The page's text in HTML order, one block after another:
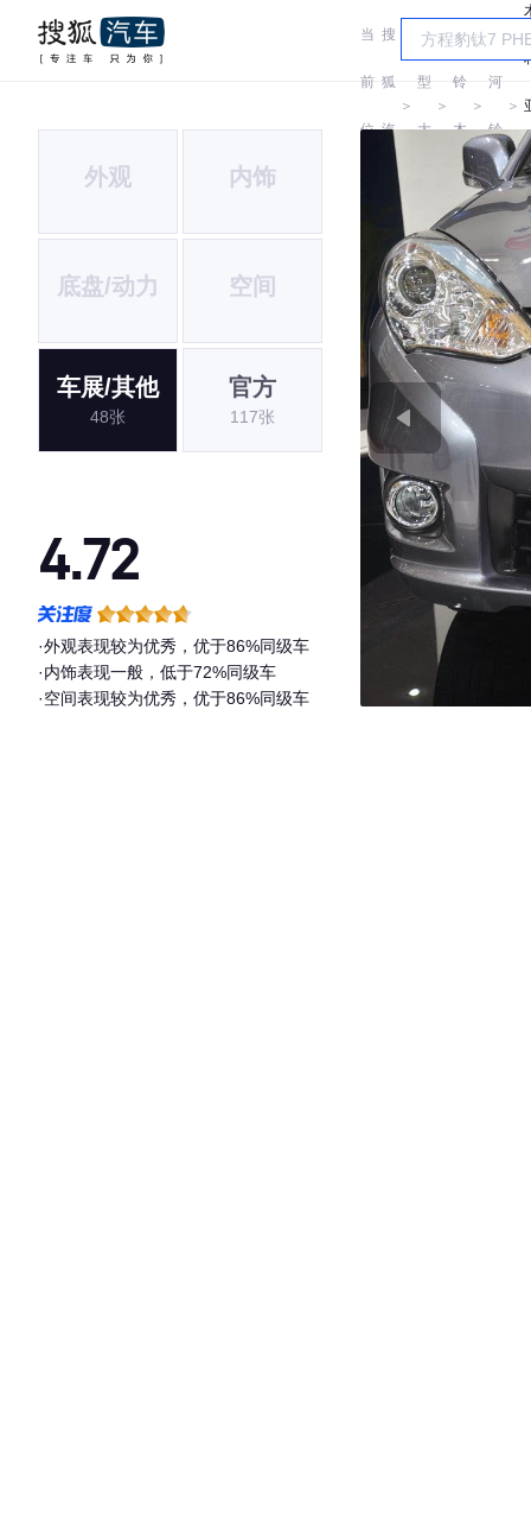
当
前
位
搜
狐
汽
＞
车
型
大
＞
铃
木
＞
昌
河
铃
木
＞
外观 内饰
底盘/动力 空间
车展/其他
48张
官方
117张
4.72
·外观表现较为优秀，优于86%同级车
·内饰表现一般，低于72%同级车
·空间表现较为优秀，优于86%同级车